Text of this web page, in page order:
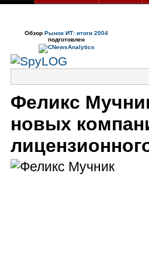
Обзор Рынок ИТ: итоги 2004
подготовлен
Феликс
новых